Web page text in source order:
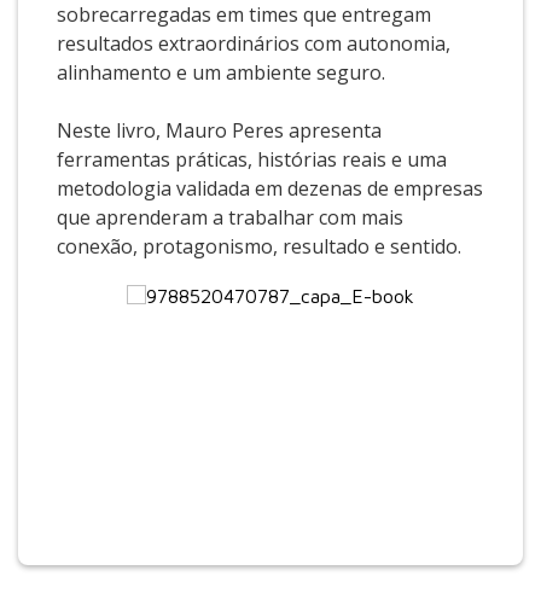
sobrecarregadas em times que entregam
resultados extraordinários com autonomia,
alinhamento e um ambiente seguro.
Neste livro, Mauro Peres apresenta
ferramentas práticas, histórias reais e uma
metodologia validada em dezenas de empresas
que aprenderam a trabalhar com mais
conexão, protagonismo, resultado e sentido.